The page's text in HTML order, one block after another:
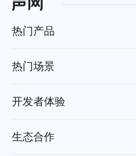
热门产品
热门场景
开发者体验
生态合作